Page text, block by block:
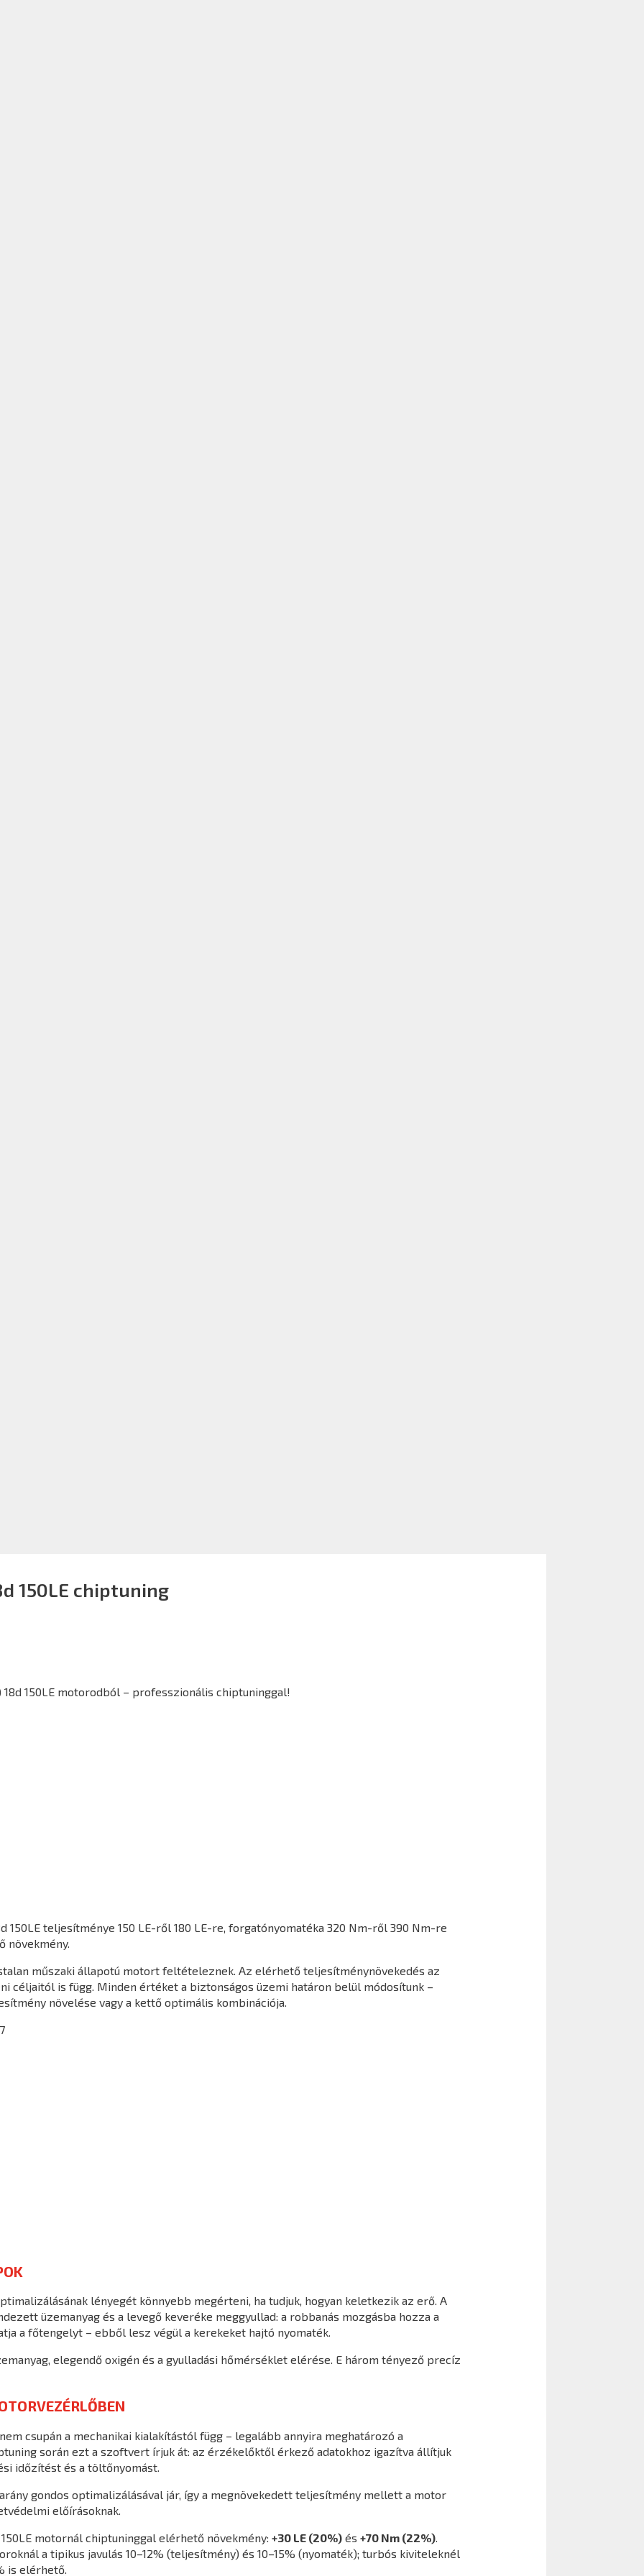
150LE chiptuning
150LE motorodból – professzionális chiptuninggal!
150LE teljesítménye 150 LE-ről 180 LE-re, forgatónyomatéka 320 Nm-ről 390 Nm-re
növekmény.
műszaki állapotú motort feltételeznek. Az elérhető teljesítménynövekedés az
céljaitól is függ. Minden értéket a biztonságos üzemi határon belül módosítunk –
növelése vagy a kettő optimális kombinációja.
lényegét könnyebb megérteni, ha tudjuk, hogyan keletkezik az erő. A
üzemanyag és a levegő keveréke meggyullad: a robbanás mozgásba hozza a
a főtengelyt – ebből lesz végül a kerekeket hajtó nyomaték.
elegendő oxigén és a gyulladási hőmérséklet elérése. E három tényező precíz
csupán a mechanikai kialakítástól függ – legalább annyira meghatározó a
során ezt a szoftvert írjuk át: az érzékelőktől érkező adatokhoz igazítva állítjuk
időzítést és a töltőnyomást.
gondos optimalizálásával jár, így a megnövekedett teljesítmény mellett a motor
előírásoknak.
motornál chiptuninggal elérhető növekmény: +30 LE (20%) és +70 Nm (22%)
a tipikus javulás 10–12% (teljesítmény) és 10–15% (nyomaték); turbós kiviteleknél
is elérhető.